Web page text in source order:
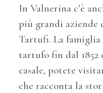
In Valnerina c’è
più grandi
Tartufi. La
tartufo fin dal 1852
casale, potete
che racconta la